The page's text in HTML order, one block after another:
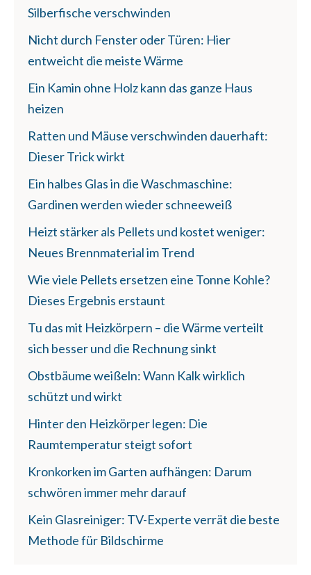
Silberfische verschwinden
Nicht durch Fenster oder Türen: Hier
entweicht die meiste Wärme
Ein Kamin ohne Holz kann das ganze Haus
heizen
Ratten und Mäuse verschwinden dauerhaft:
Dieser Trick wirkt
Ein halbes Glas in die Waschmaschine:
Gardinen werden wieder schneeweiß
Heizt stärker als Pellets und kostet weniger:
Neues Brennmaterial im Trend
Wie viele Pellets ersetzen eine Tonne Kohle?
Dieses Ergebnis erstaunt
Tu das mit Heizkörpern – die Wärme verteilt
sich besser und die Rechnung sinkt
Obstbäume weißeln: Wann Kalk wirklich
schützt und wirkt
Hinter den Heizkörper legen: Die
Raumtemperatur steigt sofort
Kronkorken im Garten aufhängen: Darum
schwören immer mehr darauf
Kein Glasreiniger: TV-Experte verrät die beste
Methode für Bildschirme